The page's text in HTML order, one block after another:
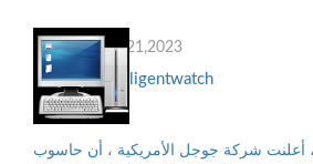
Feb 21,2023
intelligentwatch
أعلنت شركة جوجل الأمريكية ، أن حاسوب